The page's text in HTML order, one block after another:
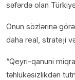
səfərdə olan
Onun sözlərinə
daha real, strateji
“Qeyri-qanuni
təhlükəsizlikdən